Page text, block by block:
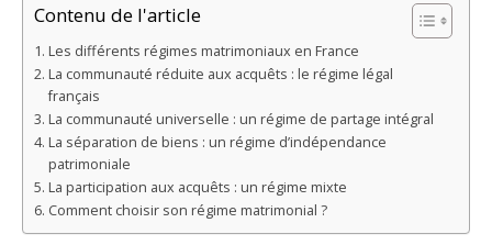
Contenu de l'article
Les différents régimes matrimoniaux en France
La communauté réduite aux acquêts : le régime légal
français
La communauté universelle : un régime de partage intégral
La séparation de biens : un régime d’indépendance
patrimoniale
La participation aux acquêts : un régime mixte
Comment choisir son régime matrimonial ?